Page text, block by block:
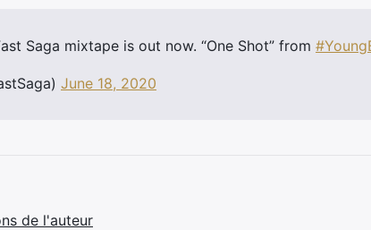
Saga mixtape is out now. “One Shot” from
June 18, 2020
de l'auteur